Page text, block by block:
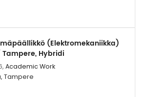
(Elektromekaniikka)
Hybridi
Academic Work
Tampere